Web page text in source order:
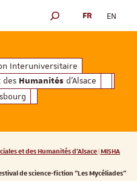
des
Interuniversitaire
des Humanités d'Alsace
MOTEUR DE
FR EN
et des Humanités d'Alsace | MISHA
de science-fiction "Les Mycéliades"